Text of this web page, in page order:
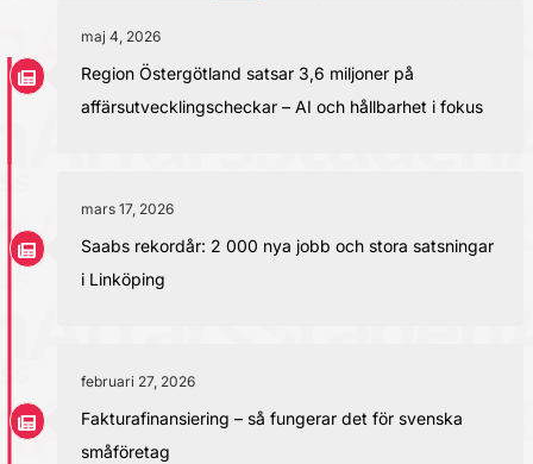
maj 4, 2026
Region Östergötland satsar 3,6 miljoner på
affärsutvecklingscheckar – AI och hållbarhet i fokus
mars 17, 2026
Saabs rekordår: 2 000 nya jobb och stora satsningar
i Linköping
februari 27, 2026
Fakturafinansiering – så fungerar det för svenska
småföretag